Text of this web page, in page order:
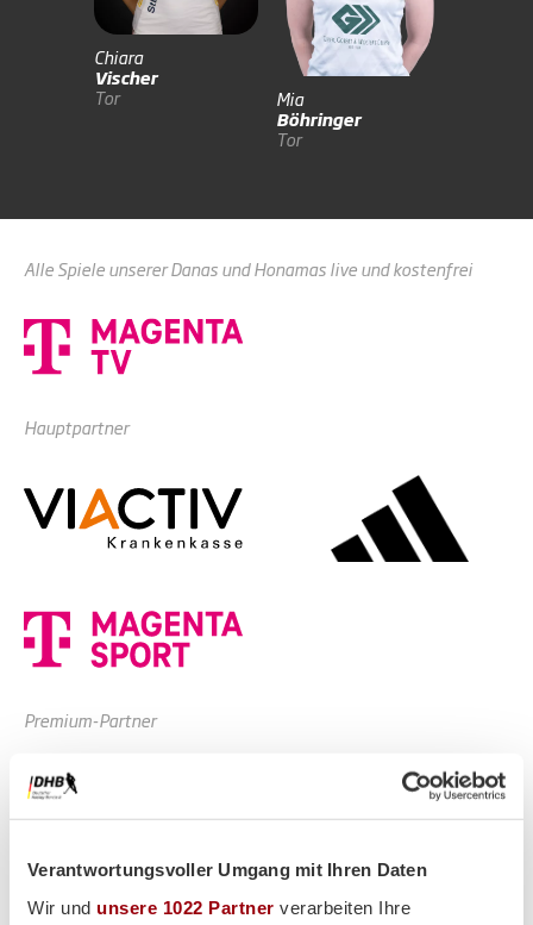
Verantwortungsvoller Umgang mit Ihren Daten
Wir und unsere 1022 Partner verarbeiten Ihre
Chiara
Vischer
Tor
Mia
Böhringer
Tor
Alle Spiele unserer Danas und Honamas live und kostenfrei
Hauptpartner
Premium-Partner